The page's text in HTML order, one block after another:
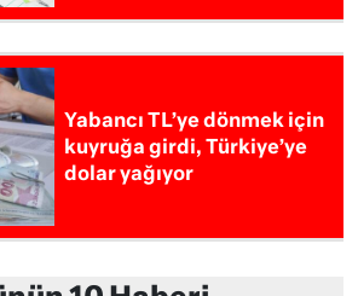
Yabancı TL’ye dönmek için
kuyruğa girdi, Türkiye’ye
dolar yağıyor